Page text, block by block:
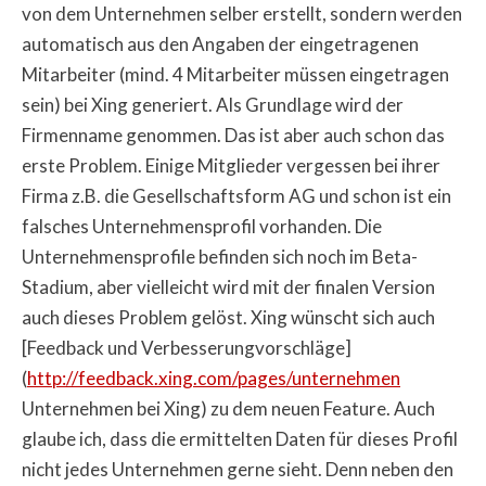
von dem Unternehmen selber erstellt, sondern werden
automatisch aus den Angaben der eingetragenen
Mitarbeiter (mind. 4 Mitarbeiter müssen eingetragen
sein) bei Xing generiert. Als Grundlage wird der
Firmenname genommen. Das ist aber auch schon das
erste Problem. Einige Mitglieder vergessen bei ihrer
Firma z.B. die Gesellschaftsform AG und schon ist ein
falsches Unternehmensprofil vorhanden. Die
Unternehmensprofile befinden sich noch im Beta-
Stadium, aber vielleicht wird mit der finalen Version
auch dieses Problem gelöst. Xing wünscht sich auch
[Feedback und Verbesserungvorschläge]
(http://feedback.xing.com/pages/unternehmen
Unternehmen bei Xing) zu dem neuen Feature. Auch
glaube ich, dass die ermittelten Daten für dieses Profil
nicht jedes Unternehmen gerne sieht. Denn neben den